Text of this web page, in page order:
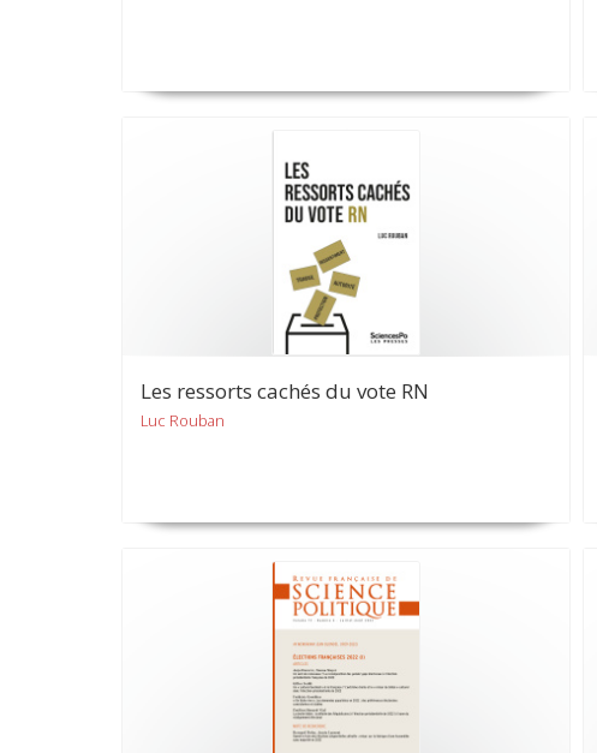
Les ressorts cachés du vote RN
Luc Rouban